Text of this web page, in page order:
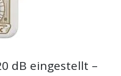
dB eingestellt –